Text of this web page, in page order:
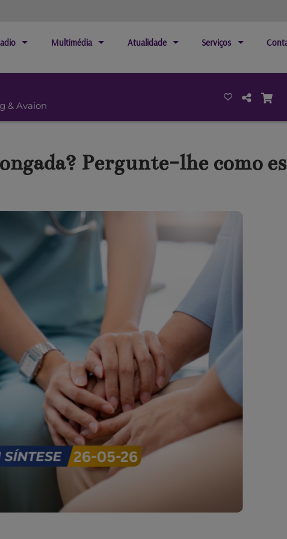
Multimédia Atualidade Serviços
& Avaion
Pergunte-lhe como